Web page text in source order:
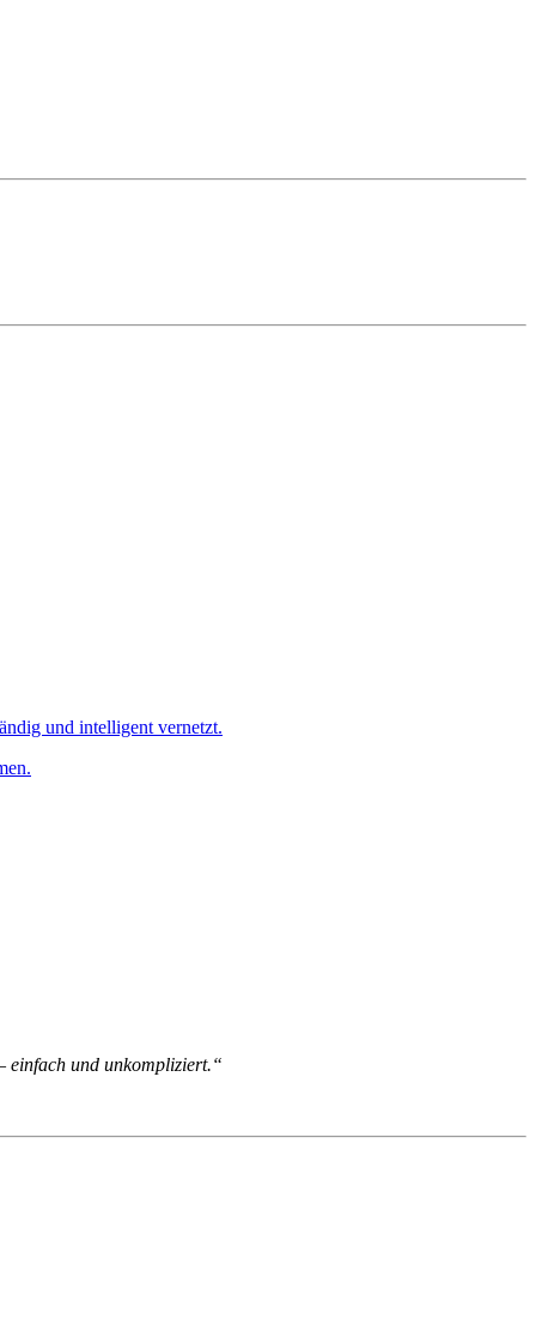
und intelligent vernetzt.
einfach und unkompliziert.“